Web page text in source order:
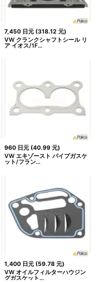
7,450 日元 (318.12 元)
VW クランクシャフトシール リ
ア イオス/1F...
960 日元 (40.99 元)
VW エキゾースト パイプガスケ
ット/フラン...
1,400 日元 (59.78 元)
VW オイルフィルターハウジン
グガスケット...